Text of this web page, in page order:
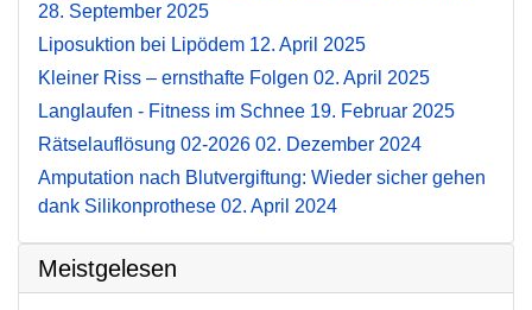
28. September 2025
Liposuktion bei Lipödem 12. April 2025
Kleiner Riss – ernsthafte Folgen 02. April 2025
Langlaufen - Fitness im Schnee 19. Februar 2025
Rätselauflösung 02-2026 02. Dezember 2024
Amputation nach Blutvergiftung: Wieder sicher gehen
dank Silikonprothese 02. April 2024
Meistgelesen